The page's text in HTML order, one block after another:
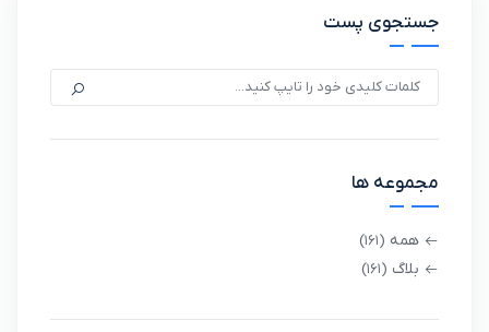
جستجوی پست
مجموعه ها
همه (161)
بلاگ (161)